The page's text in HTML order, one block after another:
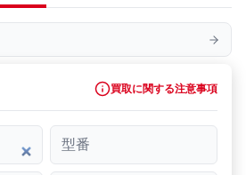
買取に関する注意事項
型番